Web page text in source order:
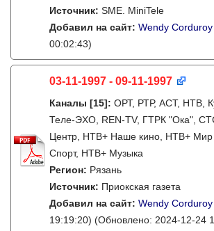
Источник: SME. MiniTele
Добавил на сайт: Wendy Corduroy
00:02:43)
03-11-1997 - 09-11-1997
Каналы [15]: ОРТ, РТР, АСТ, НТВ,
Теле-ЭХО, REN-TV, ГТРК "Ока",
Центр, НТВ+ Наше кино, НТВ+ Мир
Спорт, НТВ+ Музыка
Регион: Рязань
Источник: Приокская газета
Добавил на сайт: Wendy Corduroy
19:19:20) (Обновлено: 2024-12-24